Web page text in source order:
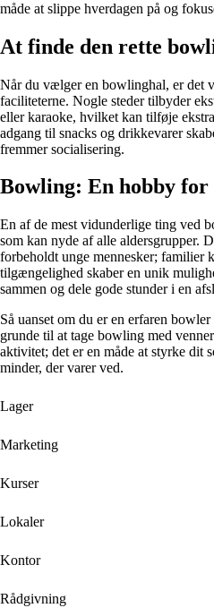
måde at slippe hverdagen på og
At finde den rette
Når du vælger en bowlinghal, er det
faciliteterne. Nogle steder tilbyder
eller karaoke, hvilket kan tilføje
adgang til snacks og drikkevarer
fremmer socialisering.
Bowling: En hobby
En af de mest vidunderlige ting ved
som kan nyde af alle aldersgrupper.
forbeholdt unge mennesker; familier
tilgængelighed skaber en unik
sammen og dele gode stunder i en
Så uanset om du er en erfaren
grunde til at tage bowling med
aktivitet; det er en måde at styrke dit
minder, der varer ved.
Lager
Marketing
Kurser
Lokaler
Kontor
Rådgivning